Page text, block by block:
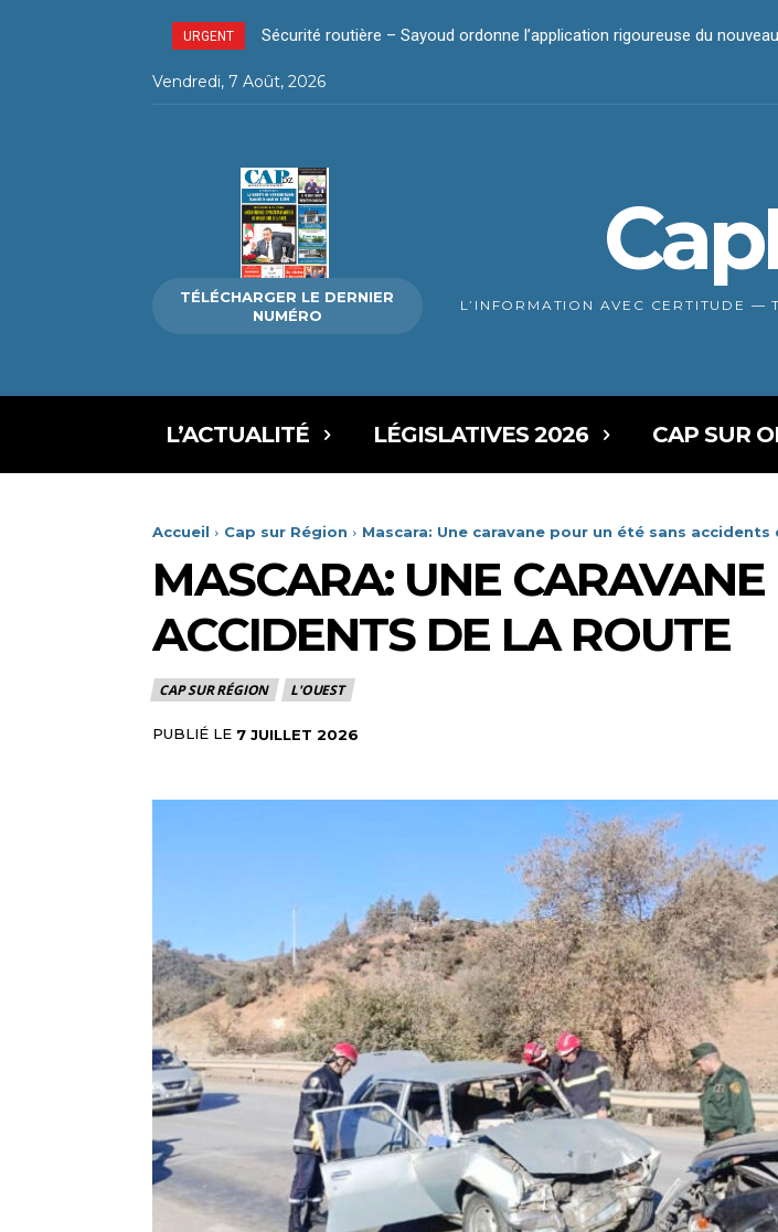
URGENT Sécurité routière – Sayoud ordonne l’application rigoureuse du nouveau
La révolution silencieuse du paiement électronique
Vendredi, 7 Août, 2026
TÉLÉCHARGER LE DERNIER
NUMÉRO
L’INFORMATION AVEC CERTITUDE —
L’ACTUALITÉ LÉGISLATIVES 2026 CAP SUR
Accueil Cap sur Région Mascara: Une caravane pour un été sans
MASCARA: UNE
ACCIDENTS DE LA ROUTE
CAP SUR RÉGION L'OUEST
PUBLIÉ LE 7 JUILLET 2026